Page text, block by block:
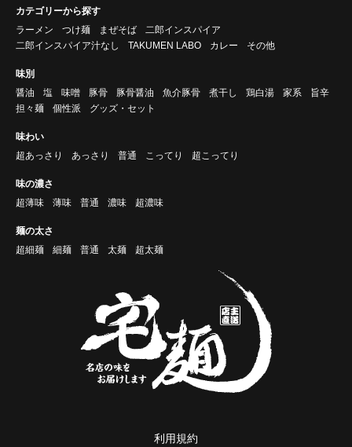
カテゴリーから探す
ラーメン
つけ麺 まぜそば
二郎インスパイア
二郎インスパイア汁なし
TAKUMEN LABO カレー その他
味別
醤油
塩 味噌 豚骨 豚骨醤油 魚介豚骨 煮干し 鶏白湯 家系
旨辛
担々麺
個性派 グッズ・セット
味わい
超あっさり
あっさり 普通 こってり 超こってり
味の濃さ
超薄味
薄味 普通 濃味 超濃味
麺の太さ
超細麺
細麺 普通 太麺 超太麺
利用規約